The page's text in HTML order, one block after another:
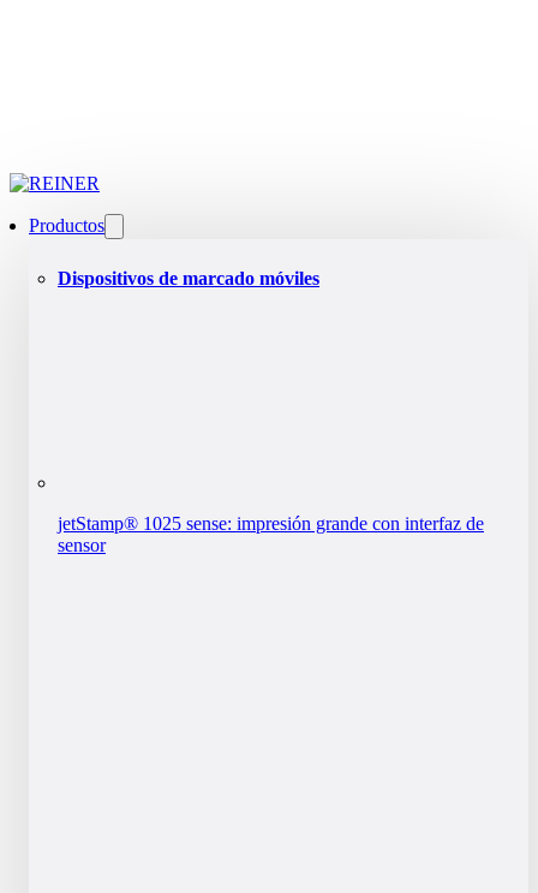
Productos
Dispositivos de marcado móviles
jetStamp® 1025 sense: impresión grande con interfaz de
sensor